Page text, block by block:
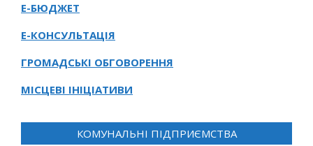
Е-БЮДЖЕТ
Е-КОНСУЛЬТАЦІЯ
ГРОМАДСЬКІ ОБГОВОРЕННЯ
МІСЦЕВІ ІНІЦІАТИВИ
КОМУНАЛЬНІ ПІДПРИЄМСТВА